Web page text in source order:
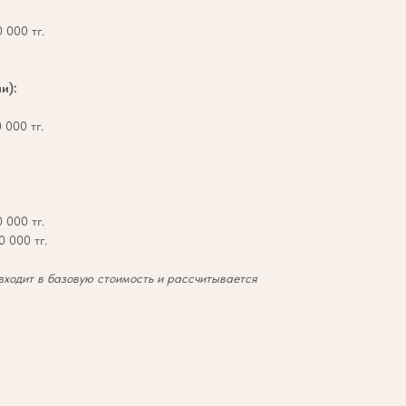
000 тг.
тг.
000 тг.
000 тг.
в базовую стоимость и рассчитывается